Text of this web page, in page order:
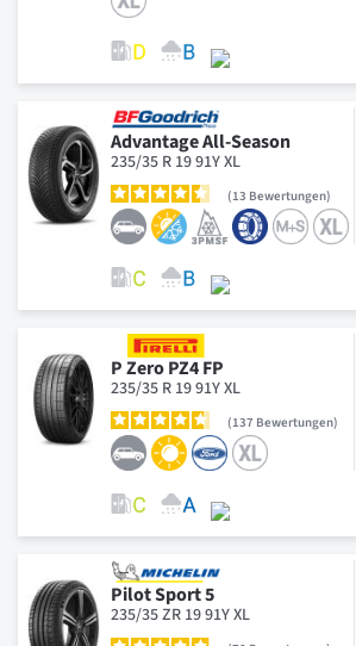
Advantage All-Season
235/35 R 19 91Y XL
13 Bewertungen
P Zero PZ4 FP
235/35 R 19 91Y XL
137 Bewertungen
Pilot Sport 5
235/35 ZR 19 91Y XL